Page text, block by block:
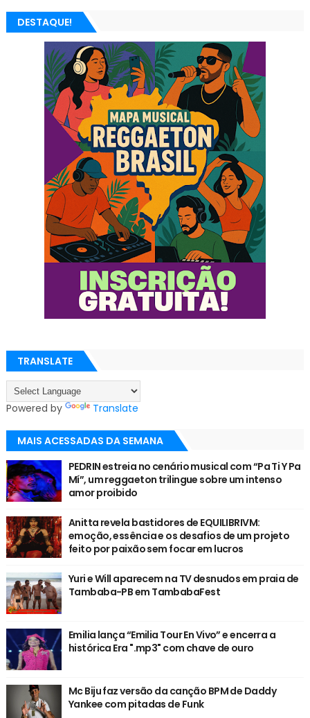
DESTAQUE!
TRANSLATE
Powered by Translate
MAIS ACESSADAS DA SEMANA
PEDRIN estreia no cenário musical com “Pa Ti Y Pa
Mí”, um reggaeton trilingue sobre um intenso
amor proibido
Anitta revela bastidores de EQUILIBRIVM:
emoção, essência e os desafios de um projeto
feito por paixão sem focar em lucros
Yuri e Will aparecem na TV desnudos em praia de
Tambaba-PB em TambabaFest
Emilia lança “Emilia Tour En Vivo” e encerra a
histórica Era ".mp3" com chave de ouro
Mc Biju faz versão da canção BPM de Daddy
Yankee com pitadas de Funk